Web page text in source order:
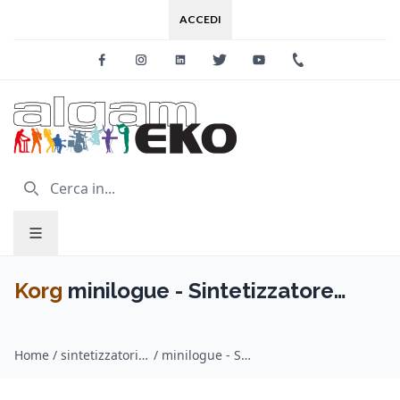
ACCEDI
FacebookInstagramLinkedinTwitter Youtube
Korg minilogue - Sintetizzatore
Home / sintetizzatori a tastiera / Korg / minilogue - Sintetizzatore Analogico Polifonico